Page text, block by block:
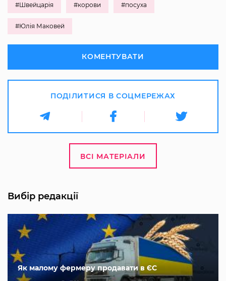
#Швейцарія #корови #посуха
#Юлія Маковей
КОМЕНТУВАТИ
ПОДІЛИТИСЯ В СОЦМЕРЕЖАХ
ВСІ МАТЕРІАЛИ
Вибір редакції
Як малому фермеру продавати в ЄС